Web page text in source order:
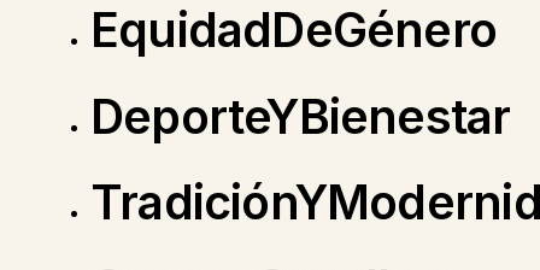
EquidadDeGénero
DeporteYBienestar